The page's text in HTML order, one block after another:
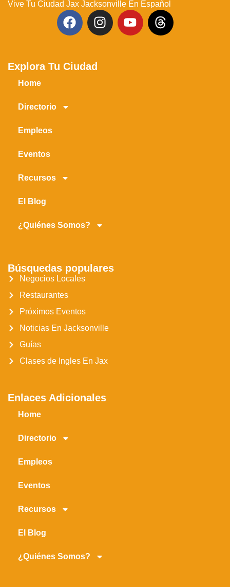
Vive Tu Ciudad Jax Jacksonville En Español
Explora Tu Ciudad
Home
Directorio
Empleos
Eventos
Recursos
El Blog
¿Quiénes Somos?
Búsquedas populares
Negocios Locales
Restaurantes
Próximos Eventos
Noticias En Jacksonville
Guías
Clases de Ingles En Jax
Enlaces Adicionales
Home
Directorio
Empleos
Eventos
Recursos
El Blog
¿Quiénes Somos?